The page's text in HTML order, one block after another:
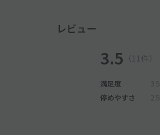
レビュー
3.5 （11件）
満足度 3.5
停めやすさ
2.5